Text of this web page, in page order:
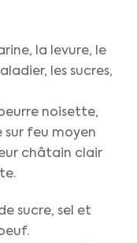
la levure, le
les sucres,
noisette,
feu moyen
châtain clair
sucre, sel et